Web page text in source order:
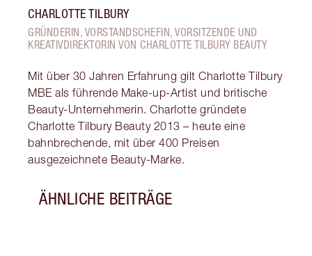
CHARLOTTE TILBURY
GRÜNDERIN, VORSTANDSCHEFIN, VORSITZENDE UND
KREATIVDIREKTORIN VON CHARLOTTE TILBURY BEAUTY
Mit über 30 Jahren Erfahrung gilt Charlotte Tilbury
MBE als führende Make-up-Artist und britische
Beauty-Unternehmerin. Charlotte gründete
Charlotte Tilbury Beauty 2013 – heute eine
bahnbrechende, mit über 400 Preisen
ausgezeichnete Beauty-Marke.
ÄHNLICHE BEITRÄGE